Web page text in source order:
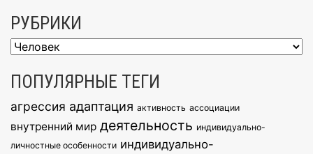
РУБРИКИ
Рубрики
ПОПУЛЯРНЫЕ ТЕГИ
агрессия адаптация активность ассоциации
внутренний мир деятельность индивидуально-
личностные особенности индивидуально-